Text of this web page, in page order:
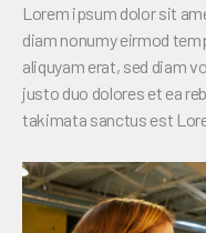
Lorem ipsum dolor sit
diam nonumy eirmod
aliquyam erat, sed diam
justo duo dolores et ea
takimata sanctus est